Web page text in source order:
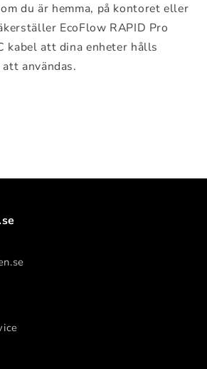
du är hemma, på kontoret eller
EcoFlow RAPID Pro
kabel att dina enheter hålls
användas.